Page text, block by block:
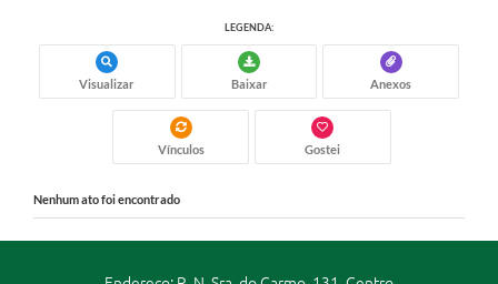
LEGENDA:
Visualizar Baixar Anexos
Vínculos Gostei
Nenhum ato foi encontrado